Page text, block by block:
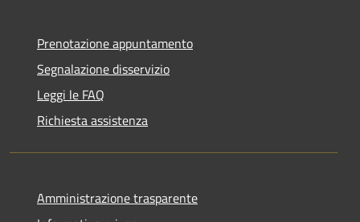
Prenotazione appuntamento
Segnalazione disservizio
Leggi le FAQ
Richiesta assistenza
Amministrazione trasparente